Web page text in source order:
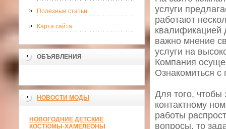
Полезные статьи
Карта сайта
ОБЪЯВЛЕНИЯ
НОВОСТИ МОДЫ
НОВОГОДНИЕ ДЕТСКИЕ
КОСТЮМЫ-ХАМЕЛЕОНЫ
услуги
работают
квалификацией
важно мнение
услуги на
Компания
Ознакомиться
Для того, чтобы
контактному
работы
вопросы, то